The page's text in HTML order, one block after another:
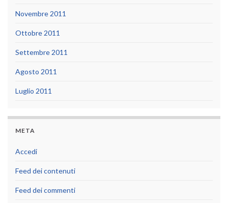
Novembre 2011
Ottobre 2011
Settembre 2011
Agosto 2011
Luglio 2011
META
Accedi
Feed dei contenuti
Feed dei commenti